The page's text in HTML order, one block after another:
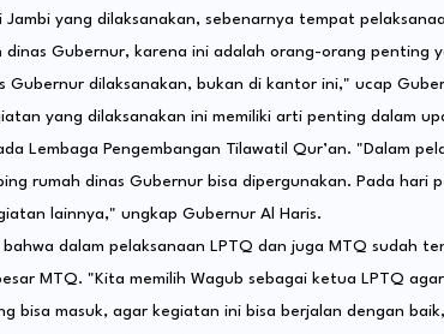
Jambi yang dilaksanakan, sebenarnya tempat
dinas Gubernur, karena ini adalah orang-orang penting
Gubernur dilaksanakan, bukan di kantor ini," ucap
yang dilaksanakan ini memiliki arti penting dalam
Lembaga Pengembangan Tilawatil Qur’an. "Dalam
rumah dinas Gubernur bisa dipergunakan. Pada hari
lainnya," ungkap Gubernur Al Haris.
dalam pelaksanaan LPTQ dan juga MTQ sudah
MTQ. "Kita memilih Wagub sebagai ketua LPTQ
bisa masuk, agar kegiatan ini bisa berjalan dengan